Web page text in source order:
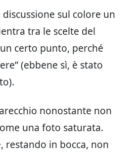
discussione sul colore un
tra le scelte del
certo punto, perché
(ebbene sì, è stato
nonostante non
una foto saturata.
restando in bocca, non